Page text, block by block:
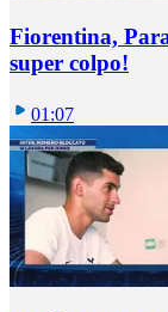
Fiorentina,
super colpo!
01:07